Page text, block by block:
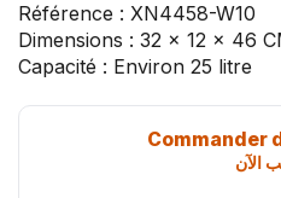
Référence : XN4458-W10
Dimensions : 32 x 12 x 46
Capacité : Environ 25 litre
Commander
الآن